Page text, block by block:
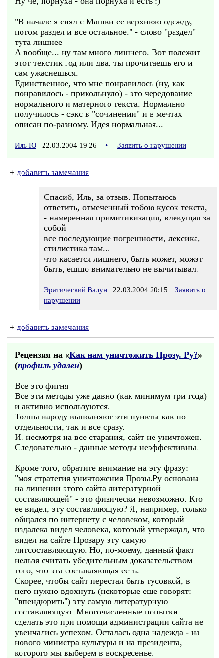
"В начале я снял с Машки ее верхнюю одежду,
потом раздел и все остальное." - слово "раздел"
тута лишнее
А вообще... ну там много лишнего. Вот полежит
этот текстик год или два, ты прочитаешь его и
сам ужаснешься.
Единственное, что мне понравилось (ну, как
понравилось - прикольнуло) - это чередование
нормального и матерного текста. Нормально
получилось - сэкс в "сочинении" и в мечтах
описан по-разному. Идея нормальная...
Иль Ю 22.03.2004 19:26 • Заявить о нарушении
+ добавить замечания
Спасиб, Иль, за отзыв. Попытаюсь
ответить, отмеченный тобою кусок текста,
- намеренная примитивизация, влекущая за
собой
все последующие погрешности, лексика,
стилистика там...
что касается лишнего, быть может, можэт
быть, ешшо внимательно не вычитывал,
Эратический Валун 22.03.2004 20:15
Заявить о
нарушении
+ добавить замечания
Рецензия на «Как нам уничтожить Прозу. Ру?»
(профиль удален)
Все это фигня
Все эти методы уже давно (как минимум три года)
и активно используются.
Толпы народу выполняют эти пункты как по
отдельности, так и все сразу.
И, несмотря на все старания, сайт не уничтожен.
Следовательно - данные методы неэффективны.
Кроме того, обратите внимание на эту фразу:
"моя стратегия уничтожения Прозы.Ру основана
на лишении этого сайта литературной
составляющей" - это физически невозможно. Кто
ее видел, эту составляющую? Я, например, только
общался по интернету с человеком, который
издалека видел человека, который утверждал, что
видел на сайте Прозару эту самую
литсоставляющую. Но, по-моему, данный факт
нельзя считать убедительным доказательством
того, что эта составляющая есть.
Скорее, чтобы сайт перестал быть тусовкой, в
него нужно вдохнуть (некоторые еще говорят:
"впендюрить") эту самую литературную
составляющую. Многочисленные попытки
сделать это при помощи администрации сайта не
увенчались успехом. Осталась одна надежда - на
нового министра культуры и на президента,
которого мы выберем в воскресенье.